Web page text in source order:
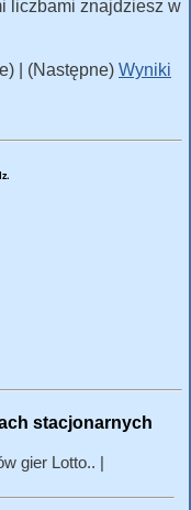
liczbami znajdziesz w
| (Następne) Wyniki
stacjonarnych
gier Lotto.. |